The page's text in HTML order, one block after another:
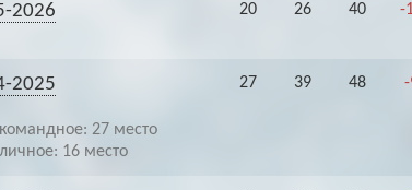
2026 20 26 40 -
2025
27 место
16 место
27 39 48